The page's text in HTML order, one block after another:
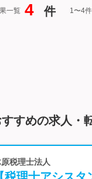
一覧 4 件 1〜4
すめの求人・
税理士法人